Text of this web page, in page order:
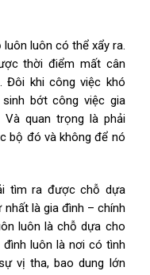
luôn có thể xẩy ra.
thời điểm mất cân
Đôi khi công việc khó
bớt công việc gia
quan trọng là phải
bộ đó và không để nó
tìm ra được chỗ dựa
là gia đình – chính
luôn là chỗ dựa cho
luôn là nơi có tình
vị tha, bao dung lớn